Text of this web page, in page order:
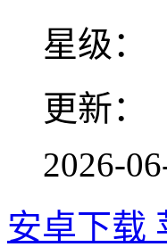
星级：
更新：
2026-
安卓下载